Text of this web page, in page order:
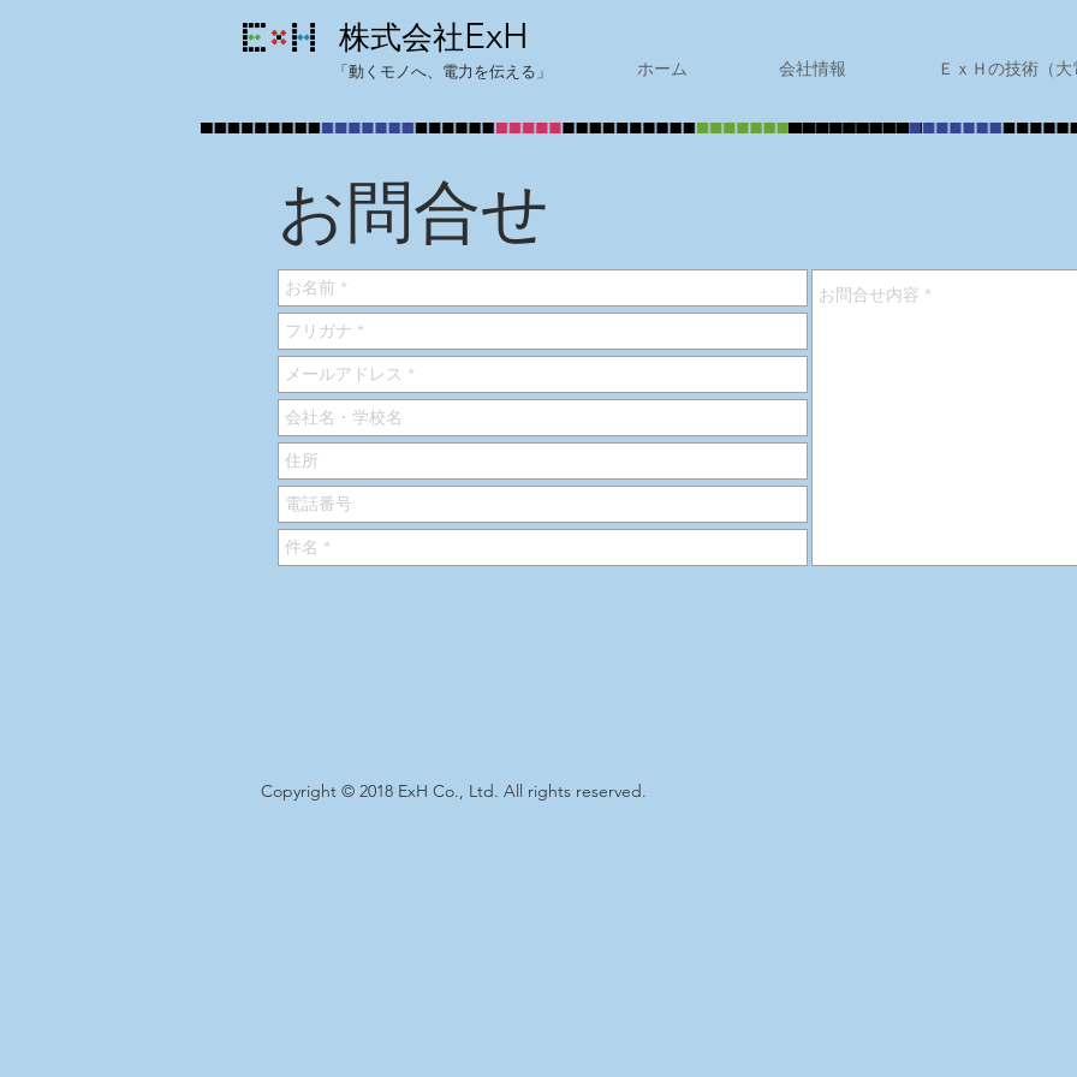
株式会社ExH
ホーム 会社情報 ＥｘＨの技術（
「動くモノへ、電力を伝える」
お問合せ
Copyright © 2018 ExH Co., Ltd. All rights reserved.